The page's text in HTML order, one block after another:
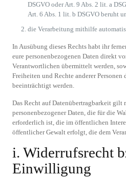
DSGVO oder Art. 9 Abs. 2 lit. a
Art. 6 Abs. 1 lit. b DSGVO beruht
die Verarbeitung mithilfe
In Ausübung dieses Rechts habt ihr
eure personenbezogenen Daten direkt
Verantwortlichen übermittelt werden,
Freiheiten und Rechte anderer
beeinträchtigt werden.
Das Recht auf Datenübertragbarkeit gilt
personenbezogener Daten, die für die
erforderlich ist, die im öffentlichen
öffentlicher Gewalt erfolgt, die dem
i. Widerrufsrecht
Einwilligung